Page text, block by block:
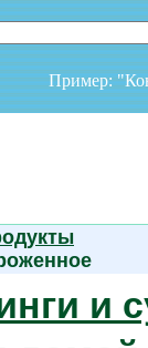
Пример:
и